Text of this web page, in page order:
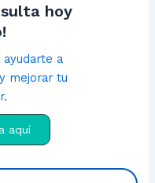
hoy
ayudarte a
mejorar tu
aquí